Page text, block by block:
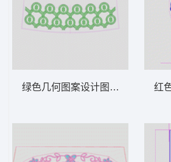
绿色几何图案设计图 圆环裙边 红